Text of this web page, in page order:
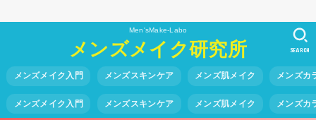
Men'sMake-Labo
メンズメイク研究所
メンズメイク入門 メンズスキンケア メンズ肌メイク メンズカ
メンズメイク入門 メンズスキンケア メンズ肌メイク メンズカ
SEARCH